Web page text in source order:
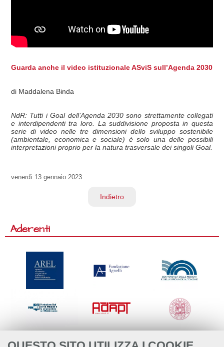
Guarda anche il video istituzionale ASviS sull’Agenda 2030
di Maddalena Binda
NdR: Tutti i Goal dell’Agenda 2030 sono strettamente collegati
e interdipendenti tra loro. La suddivisione proposta in questa
serie di video nelle tre dimensioni dello sviluppo sostenibile
(ambientale, economica e sociale) è solo una delle possibili
interpretazioni proprio per la natura trasversale dei singoli Goal.
venerdì 13 gennaio 2023
Indietro
Aderenti